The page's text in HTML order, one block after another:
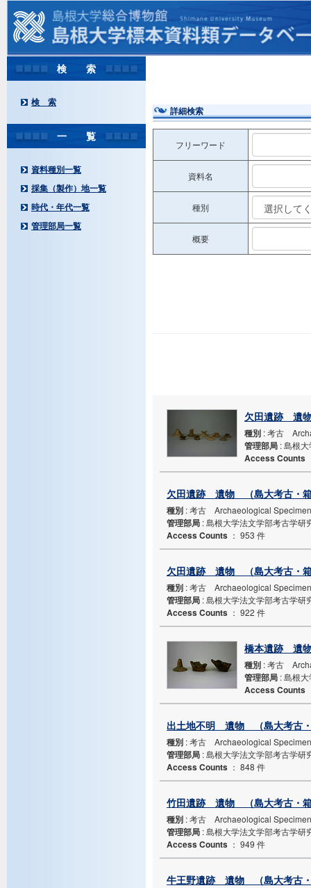
検 索
検 索
一 覧
資料種別一覧
採集（製作）地一覧
時代・年代一覧
管理部局一覧
詳細検索
フリーワード
資料名
種別
概要
欠田遺跡 遺
種別 : 考古
管理部局 : 島根
Access Counts
欠田遺跡 遺物 （島大考古・
種別 : 考古 Archaeological
管理部局 : 島根大学法文学部考古学研
Access Counts ： 953 件
欠田遺跡 遺物 （島大考古・
種別 : 考古 Archaeological
管理部局 : 島根大学法文学部考古学研
Access Counts ： 922 件
橋本遺跡 遺
種別 : 考古
管理部局 : 島根
Access Counts
出土地不明 遺物 （島大考古
種別 : 考古 Archaeological
管理部局 : 島根大学法文学部考古学研
Access Counts ： 848 件
竹田遺跡 遺物 （島大考古・
種別 : 考古 Archaeological
管理部局 : 島根大学法文学部考古学研
Access Counts ： 949 件
牛王野遺跡 遺物 （島大考古